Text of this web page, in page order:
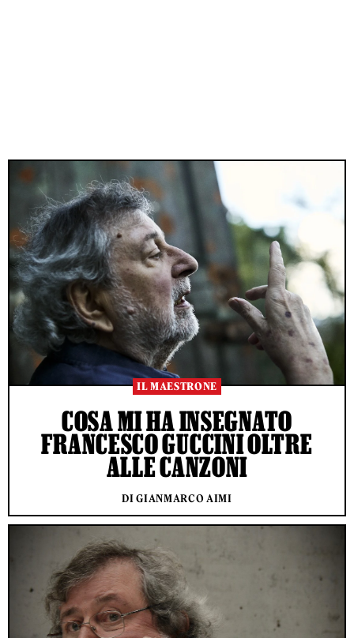
IL MAESTRONE
COSA MI HA INSEGNATO
FRANCESCO GUCCINI OLTRE
ALLE CANZONI
DI GIANMARCO AIMI